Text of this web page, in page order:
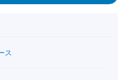
ス